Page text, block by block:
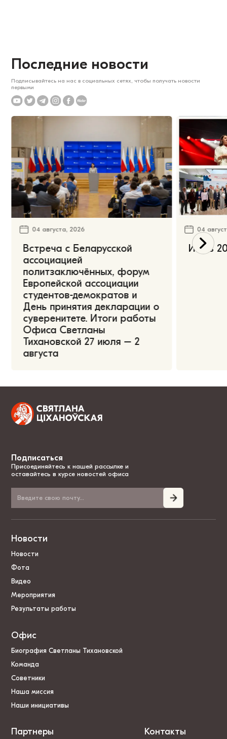
Последние новости
Подписывайтесь на нас в социальных сетях, чтобы получать новости
первыми
04 августа, 2026
Встреча с Беларусской
ассоциацией
политзаключённых, форум
Европейской ассоциации
студентов-демократов и
День принятия декларации о
суверенитете. Итоги работы
Офиса Светланы
Тихановской 27 июля – 2
августа
04
Июль
Подписаться
Присоединяйтесь к нашей рассылке и
оставайтесь в курсе новостей офиса
Новости
Новости
Фота
Видео
Мероприятия
Результаты работы
Офис
Биография Светланы Тихановской
Команда
Советники
Наша миссия
Наши инициативы
Партнеры Контакты